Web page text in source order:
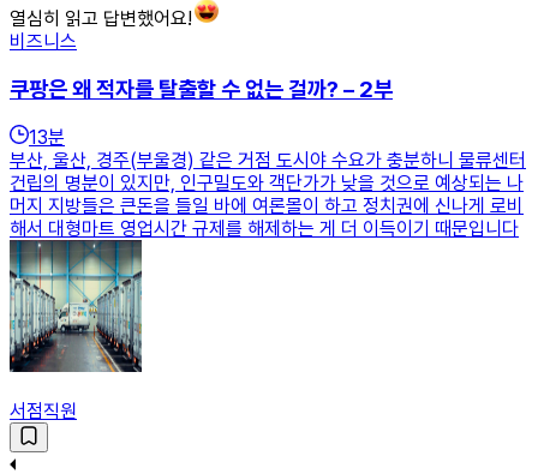
열심히 읽고 답변했어요!
비즈니스
쿠팡은 왜 적자를 탈출할 수 없는 걸까? – 2부
13분
부산, 울산, 경주(부울경) 같은 거점 도시야 수요가 충분하니 물류센터
건립의 명분이 있지만, 인구밀도와 객단가가 낮을 것으로 예상되는 나
머지 지방들은 큰돈을 들일 바에 여론몰이 하고 정치권에 신나게 로비
해서 대형마트 영업시간 규제를 해제하는 게 더 이득이기 때문입니다
서점직원